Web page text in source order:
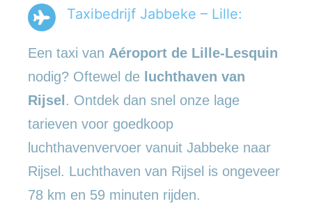
Taxibedrijf Jabbeke – Lille:
Een taxi van Aéroport de Lille-Lesquin
nodig? Oftewel de luchthaven van
Rijsel . Ontdek dan snel onze lage
tarieven voor goedkoop
luchthavenvervoer vanuit Jabbeke naar
Rijsel. Luchthaven van Rijsel is ongeveer
78 km en 59 minuten rijden.